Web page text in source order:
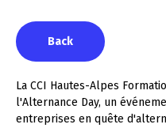
Back
La CCI Hautes-Alpes
l'Alternance Day, un
entreprises en quête